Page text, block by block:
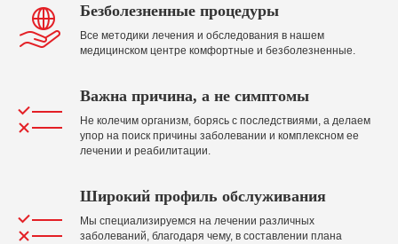
Безболезненные процедуры
Все методики лечения и обследования в нашем
медицинском центре комфортные и безболезненные.
Важна причина, а не симптомы
Не колечим организм, борясь с последствиями, а делаем
упор на поиск причины заболевании и комплексном ее
лечении и реабилитации.
Широкий профиль обслуживания
Мы специализируемся на лечении различных
заболеваний, благодаря чему, в составлении плана